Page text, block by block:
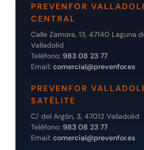
PREVENFOR
CENTRAL
Calle Zamora, 13, 47140 Laguna
Valladolid
Teléfono: 983 08 23 77
Email: comercial@prevenfor.es
PREVENFOR
SATÉLITE
C/ del Argón, 3, 47012 Valladolid
Teléfono: 983 08 23 77
Email: comercial@prevenfor.es